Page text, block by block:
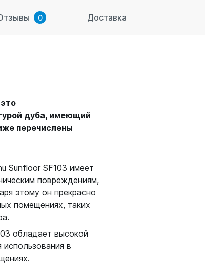
0 Доставка
дуба, имеющий
перечислены
Sunfloor SF103 имеет
повреждениям,
этому он прекрасно
помещениях, таких
обладает высокой
в